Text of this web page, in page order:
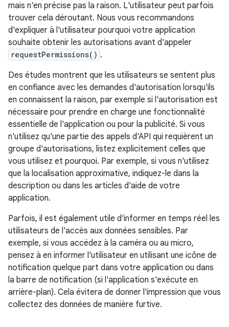
mais n'en précise pas la raison. L'utilisateur peut parfois
trouver cela déroutant. Nous vous recommandons
d'expliquer à l'utilisateur pourquoi votre application
souhaite obtenir les autorisations avant d'appeler
requestPermissions() .
Des études montrent que les utilisateurs se sentent plus
en confiance avec les demandes d'autorisation lorsqu'ils
en connaissent la raison, par exemple si l'autorisation est
nécessaire pour prendre en charge une fonctionnalité
essentielle de l'application ou pour la publicité. Si vous
n'utilisez qu'une partie des appels d'API qui requièrent un
groupe d'autorisations, listez explicitement celles que
vous utilisez et pourquoi. Par exemple, si vous n'utilisez
que la localisation approximative, indiquez-le dans la
description ou dans les articles d'aide de votre
application.
Parfois, il est également utile d'informer en temps réel les
utilisateurs de l'accès aux données sensibles. Par
exemple, si vous accédez à la caméra ou au micro,
pensez à en informer l'utilisateur en utilisant une icône de
notification quelque part dans votre application ou dans
la barre de notification (si l'application s'exécute en
arrière-plan). Cela évitera de donner l'impression que vous
collectez des données de manière furtive.